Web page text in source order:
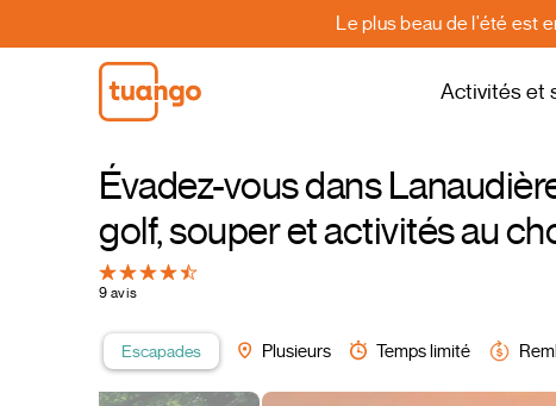
Le plus beau de l'été est
Activités et
Évadez-vous dans
golf, souper et activités au
9 avis
Escapades Plusieurs Temps limité